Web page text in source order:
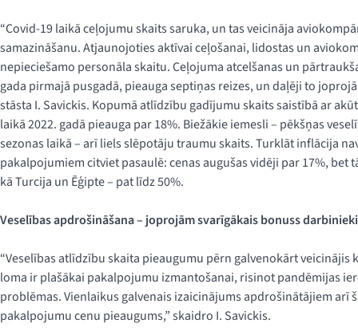
“Covid-19 laikā ceļojumu skaits saruka, un tas veicināja
samazināšanu. Atjaunojoties aktīvai ceļošanai, lidostas un
nepieciešamo personāla skaitu. Ceļojuma atcelšanas un
gada pirmajā pusgadā, pieauga septiņas reizes, un daļēji to
stāsta I. Savickis. Kopumā atlīdzību gadījumu skaits saistībā ar
laikā 2022. gadā pieauga par 18%. Biežākie iemesli – pēkšņas
sezonas laikā – arī liels slēpotāju traumu skaits. Turklāt inflācija
pakalpojumiem citviet pasaulē: cenas augušas vidēji par 17%,
kā Turcija un Ēģipte – pat līdz 50%.
Veselības apdrošināšana – joprojām svarīgākais bonuss
“Veselības atlīdzību skaita pieaugumu pērn galvenokārt
loma ir plašākai pakalpojumu izmantošanai, risinot pandēmijas
problēmas. Vienlaikus galvenais izaicinājums apdrošinātājiem arī
pakalpojumu cenu pieaugums,” skaidro I. Savickis.